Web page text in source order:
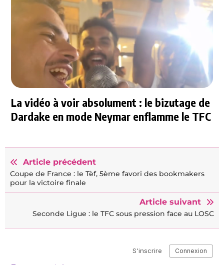
La vidéo à voir absolument : le bizutage de
Dardake en mode Neymar enflamme le TFC
Article précédent
Coupe de France : le Tèf, 5ème favori des bookmakers
pour la victoire finale
Article suivant
Seconde Ligue : le TFC sous pression face au LOSC